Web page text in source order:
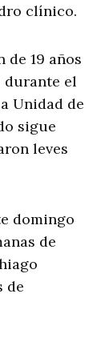
clínico.
de 19 años
durante el
Unidad de
sigue
leves
domingo
de
de